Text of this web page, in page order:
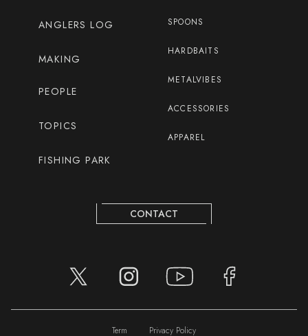
ANGLERS LOG
MAKING
SPOONS
HARDBAITS
METALVIBES
ACCESSORIES
APPAREL
PEOPLE
TOPICS
FISHING PARK
CONTACT
Term Privacy Policy